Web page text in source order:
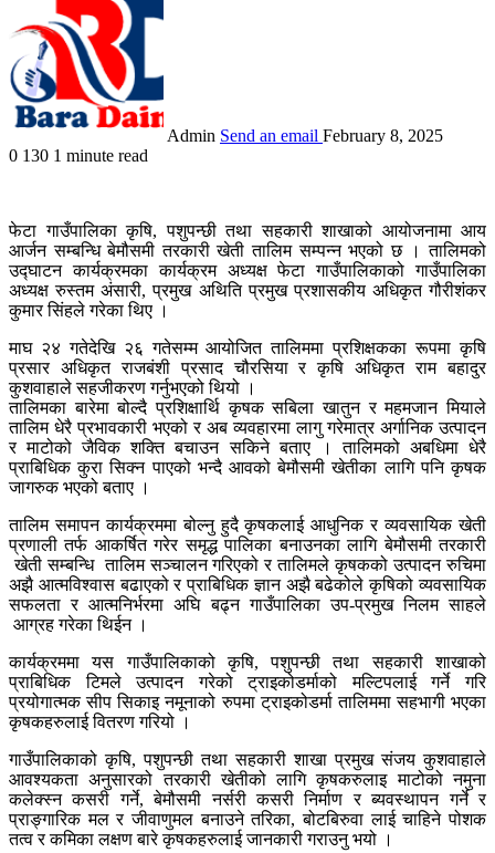
Admin Send an email February 8, 2025
0 130 1 minute read
फेटा गाउँपालिका कृषि, पशुपन्छी तथा सहकारी शाखाको आयोजनामा आय
आर्जन सम्बन्धि बेमौसमी तरकारी खेती तालिम सम्पन्न भएको छ । तालिमको
उद्घाटन कार्यक्रमका कार्यक्रम अध्यक्ष फेटा गाउँपालिकाको गाउँपालिका
अध्यक्ष रुस्तम अंसारी, प्रमुख अथिति प्रमुख प्रशासकीय अधिकृत गौरीशंकर
कुमार सिंहले गरेका थिए ।
माघ २४ गतेदेखि २६ गतेसम्म आयोजित तालिममा प्रशिक्षकका रूपमा कृषि
प्रसार अधिकृत राजबंशी प्रसाद चौरसिया र कृषि अधिकृत राम बहादुर
कुशवाहाले सहजीकरण गर्नुभएको थियो ।
तालिमका बारेमा बोल्दै प्रशिक्षार्थि कृषक सबिला खातुन र महमजान मियाले
तालिम धेरै प्रभावकारी भएको र अब व्यवहारमा लागु गरेमात्र अर्गानिक उत्पादन
र माटोको जैविक शक्ति बचाउन सकिने बताए । तालिमको अबधिमा धेरै
प्राबिधिक कुरा सिक्न पाएको भन्दै आवको बेमौसमी खेतीका लागि पनि कृषक
जागरुक भएको बताए ।
तालिम समापन कार्यक्रममा बोल्नु हुदै कृषकलाई आधुनिक र व्यवसायिक खेती
प्रणाली तर्फ आकर्षित गरेर समृद्ध पालिका बनाउनका लागि बेमौसमी तरकारी
खेती सम्बन्धि तालिम सञ्चालन गरिएको र तालिमले कृषकको उत्पादन रुचिमा
अझै आत्मविश्वास बढाएको र प्राबिधिक ज्ञान अझै बढेकोले कृषिको व्यवसायिक
सफलता र आत्मनिर्भरमा अघि बढ्न गाउँपालिका उप-प्रमुख निलम साहले
आग्रह गरेका थिईन ।
कार्यक्रममा यस गाउँपालिकाको कृषि, पशुपन्छी तथा सहकारी शाखाको
प्राबिधिक टिमले उत्पादन गरेको ट्राइकोडर्माको मल्टिपलाई गर्ने गरि
प्रयोगात्मक सीप सिकाइ नमूनाको रुपमा ट्राइकोडर्मा तालिममा सहभागी भएका
कृषकहरुलाई वितरण गरियो ।
गाउँपालिकाको कृषि, पशुपन्छी तथा सहकारी शाखा प्रमुख संजय कुशवाहाले
आवश्यकता अनुसारको तरकारी खेतीको लागि कृषकरुलाइ माटोको नमुना
कलेक्स्न कसरी गर्ने, बेमौसमी नर्सरी कसरी निर्माण र ब्यवस्थापन गर्ने र
प्राङ्गारिक मल र जीवाणुमल बनाउने तरिका, बोटबिरुवा लाई चाहिने पोशक
तत्व र कमिका लक्षण बारे कृषकहरुलाई जानकारी गराउनु भयो ।